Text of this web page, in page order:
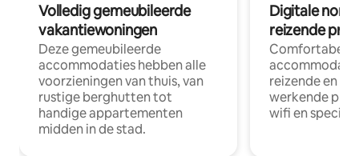
Volledig gemeubileerde
vakantiewoningen
Deze gemeubileerde
accommodaties hebben alle
voorzieningen van thuis, van
rustige berghutten tot
handige appartementen
midden in de stad.
Digitale
reizende
Comfortabele
reizende en
werkende
wifi en